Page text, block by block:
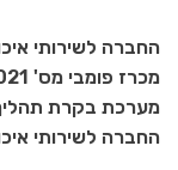
החברה לשירותי
החברה לשירותי